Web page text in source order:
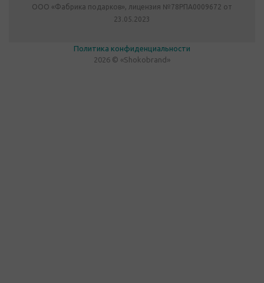
ООО «Фабрика подарков», лицензия №78РПА0009672 от
23.05.2023
Политика конфиденциальности
2026 © «Shokobrand»